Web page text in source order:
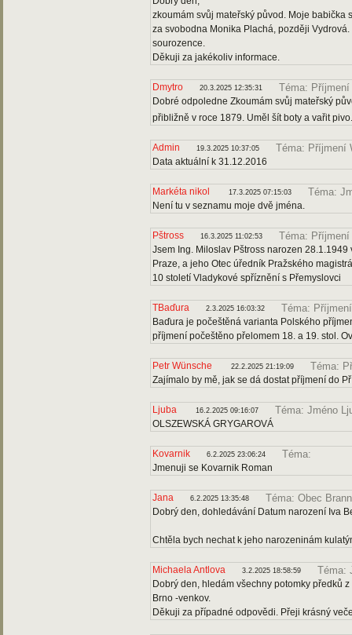
zkoumám svůj mateřský původ. Moje babička
za svobodna Monika Plachá, později
sourozence.
Děkuji za jakékoliv informace.
Dmytro 20.3.2025 12:35:31 Téma: Příjmení
Dobré odpoledne Zkoumám svůj mateřský
přibližně v roce 1879. Uměl šít boty a vařit
Admin 19.3.2025 10:37:05 Téma: Příjmení
Data aktuální k 31.12.2016
Markéta nikol 17.3.2025 07:15:03 Téma:
Není tu v seznamu moje dvě jména.
Pštross 16.3.2025 11:02:53 Téma:
Jsem Ing. Miloslav Pštross narozen
Praze, a jeho Otec úředník Pražského
10 století Vladykové spříznění s Přemyslovci
TBaďura 2.3.2025 16:03:32 Téma:
Baďura je počeštěná varianta Polského
příjmení počeštěno přelomem 18. a 19. stol.
Petr Wünsche 22.2.2025 21:19:09 Téma:
Zajímalo by mě, jak se dá dostat příjmení do
Ljuba 16.2.2025 09:16:07 Téma: Jméno
OLSZEWSKÁ GRYGAROVÁ
Kovarnik 6.2.2025 23:06:24 Téma:
Jmenuji se Kovarnik Roman
Jana 6.2.2025 13:35:48 Téma: Obec
Dobrý den, dohledávání Datum narození Iva
Chtěla bych nechat k jeho narozeninám
Michaela Antlova 3.2.2025 18:58:59 Téma:
Dobrý den, hledám všechny potomky předků
Brno -venkov.
Děkuji za případné odpovědi. Přeji krásný